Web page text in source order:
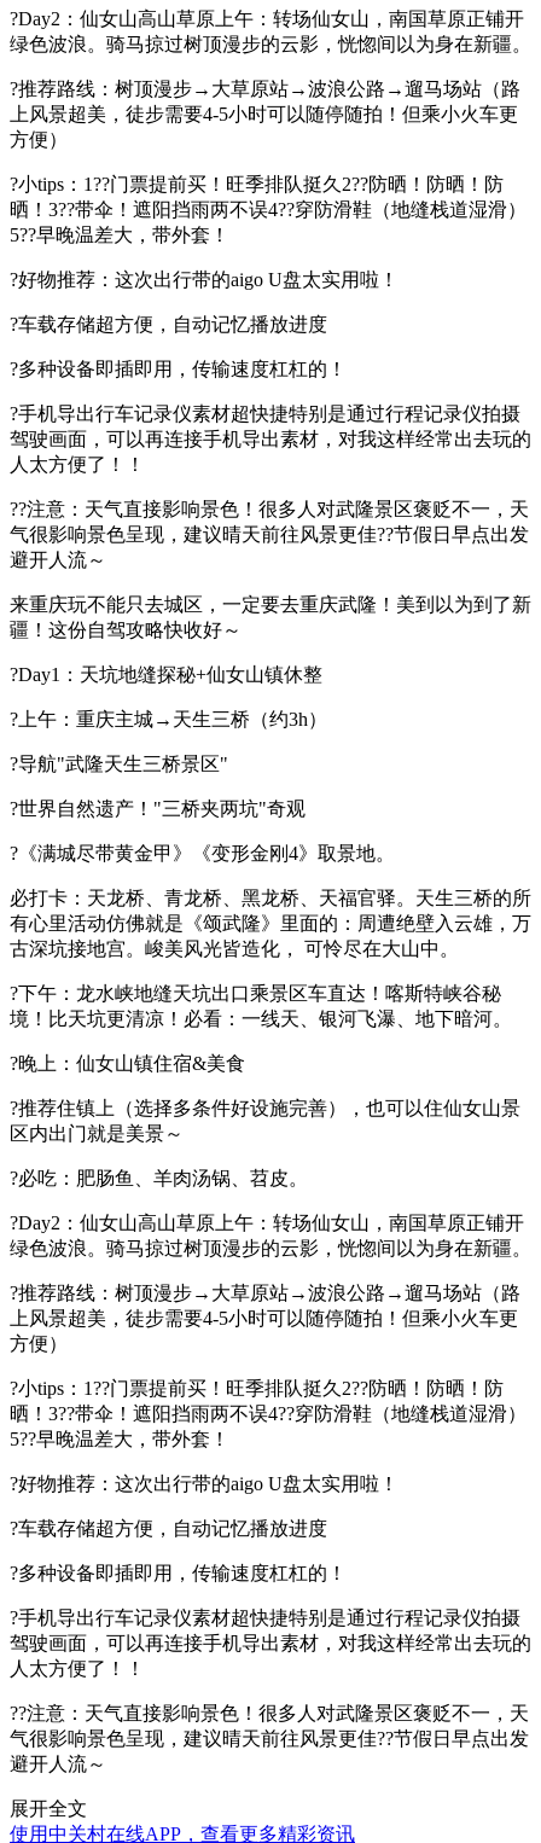
?Day2：仙女山高山草原上午：转场仙女山，南国草原正铺开
绿色波浪。骑马掠过树顶漫步的云影，恍惚间以为身在新疆。
?推荐路线：树顶漫步→大草原站→波浪公路→遛马场站（路
上风景超美，徒步需要4-5小时可以随停随拍！但乘小火车更
方便）
?小tips：1??门票提前买！旺季排队挺久2??防晒！防晒！防
晒！3??带伞！遮阳挡雨两不误4??穿防滑鞋（地缝栈道湿滑）
5??早晚温差大，带外套！
?好物推荐：这次出行带的aigo U盘太实用啦！
?车载存储超方便，自动记忆播放进度
?多种设备即插即用，传输速度杠杠的！
?手机导出行车记录仪素材超快捷特别是通过行程记录仪拍摄
驾驶画面，可以再连接手机导出素材，对我这样经常出去玩的
人太方便了！！
??注意：天气直接影响景色！很多人对武隆景区褒贬不一，天
气很影响景色呈现，建议晴天前往风景更佳??节假日早点出发
避开人流～
来重庆玩不能只去城区，一定要去重庆武隆！ 美到以为到了新
疆！这份自驾攻略快收好～
?Day1：天坑地缝探秘+仙女山镇休整
?上午：重庆主城→天生三桥（约3h）
?导航"武隆天生三桥景区"
?世界自然遗产！"三桥夹两坑"奇观
?《满城尽带黄金甲》《变形金刚4》取景地。
必打卡：天龙桥、青龙桥、黑龙桥、天福官驿。天生三桥的所
有心里活动仿佛就是《颂武隆》里面的：周遭绝壁入云雄，万
古深坑接地宫。峻美风光皆造化， 可怜尽在大山中。
?下午：龙水峡地缝天坑出口乘景区车直达！喀斯特峡谷秘
境！比天坑更清凉！必看：一线天、银河飞瀑、地下暗河。
?晚上：仙女山镇住宿&美食
?推荐住镇上（选择多条件好设施完善），也可以住仙女山景
区内出门就是美景～
?必吃：肥肠鱼、羊肉汤锅、苕皮。
?Day2：仙女山高山草原上午：转场仙女山，南国草原正铺开
绿色波浪。骑马掠过树顶漫步的云影，恍惚间以为身在新疆。
?推荐路线：树顶漫步→大草原站→波浪公路→遛马场站（路
上风景超美，徒步需要4-5小时可以随停随拍！但乘小火车更
方便）
?小tips：1??门票提前买！旺季排队挺久2??防晒！防晒！防
晒！3??带伞！遮阳挡雨两不误4??穿防滑鞋（地缝栈道湿滑）
5??早晚温差大，带外套！
?好物推荐：这次出行带的aigo U盘太实用啦！
?车载存储超方便，自动记忆播放进度
?多种设备即插即用，传输速度杠杠的！
?手机导出行车记录仪素材超快捷特别是通过行程记录仪拍摄
驾驶画面，可以再连接手机导出素材，对我这样经常出去玩的
人太方便了！！
??注意：天气直接影响景色！很多人对武隆景区褒贬不一，天
气很影响景色呈现，建议晴天前往风景更佳??节假日早点出发
避开人流～
展开全文
使用中关村在线APP，查看更多精彩资讯